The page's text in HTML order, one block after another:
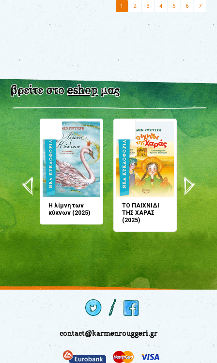
1 2 3 4 5 6 7
βρείτε στοeshopμας
Η λίμνη των
κύκνων (2025)
ΤΟ ΠΑΙΧΝΙΔΙ
ΤΗΣ ΧΑΡΑΣ
(2025)
μου;
(2024)
contact@karmenrouggeri.gr